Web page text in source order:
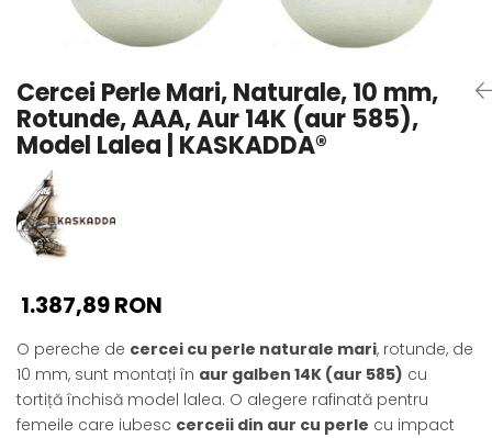
Seturi Perle cu Argint
Brățări cu Perle
Pandantive cu Perle
Brose cu Perle
Cercei Perle Mari, Naturale, 10 mm,
Rotunde, AAA, Aur 14K (aur 585),
Model Lalea | KASKADDA®
1.387,89 RON
O pereche de cercei cu perle naturale mari, rotunde, de
10 mm, sunt montați în aur galben 14K (aur 585) cu
tortiță închisă model lalea. O alegere rafinată pentru
femeile care iubesc cerceii din aur cu perle cu impact